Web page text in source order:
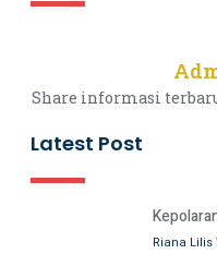
Share informasi
Latest Post
Riana Lilis